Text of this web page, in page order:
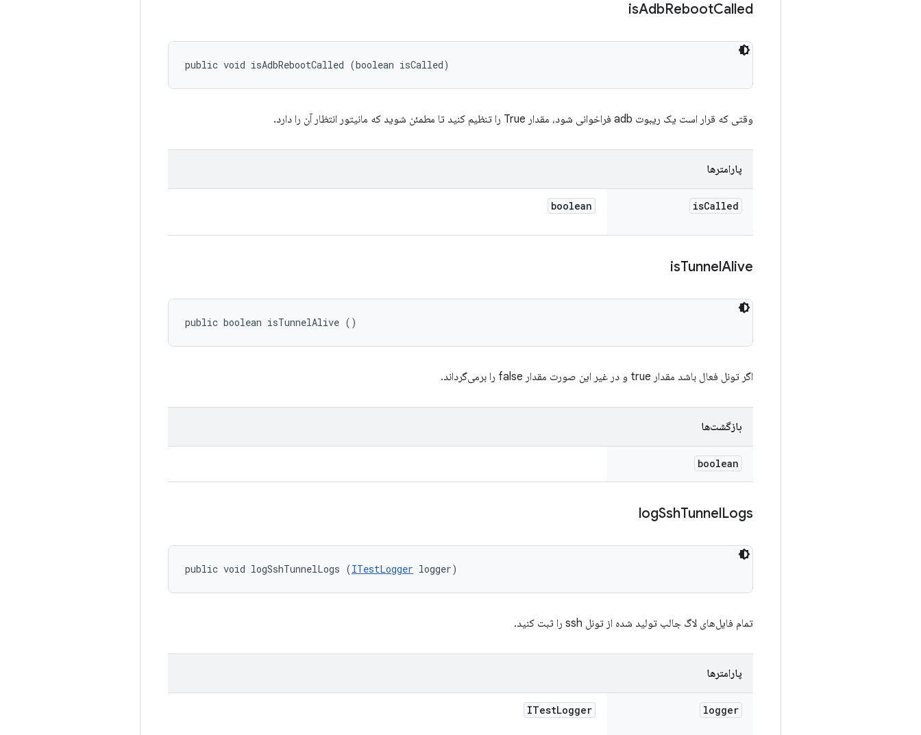
isAdbRebootCalled
public void isAdbRebootCalled (boolean isCalled)
وقتی که قرار است یک ریبوت adb فراخوانی شود، مقدار True را تنظیم کنید تا مطمئن شوید که مانیتور انتظار آن را دارد.
پارامترها
isCalled
boolean
isTunnelAlive
public boolean isTunnelAlive ()
اگر تونل فعال باشد مقدار true و در غیر این صورت مقدار false را برمی‌گرداند.
بازگشت‌ها
boolean
logSshTunnelLogs
public void logSshTunnelLogs (ITestLogger logger)
تمام فایل‌های لاگ جالب تولید شده از تونل ssh را ثبت کنید.
پارامترها
logger
ITestLogger